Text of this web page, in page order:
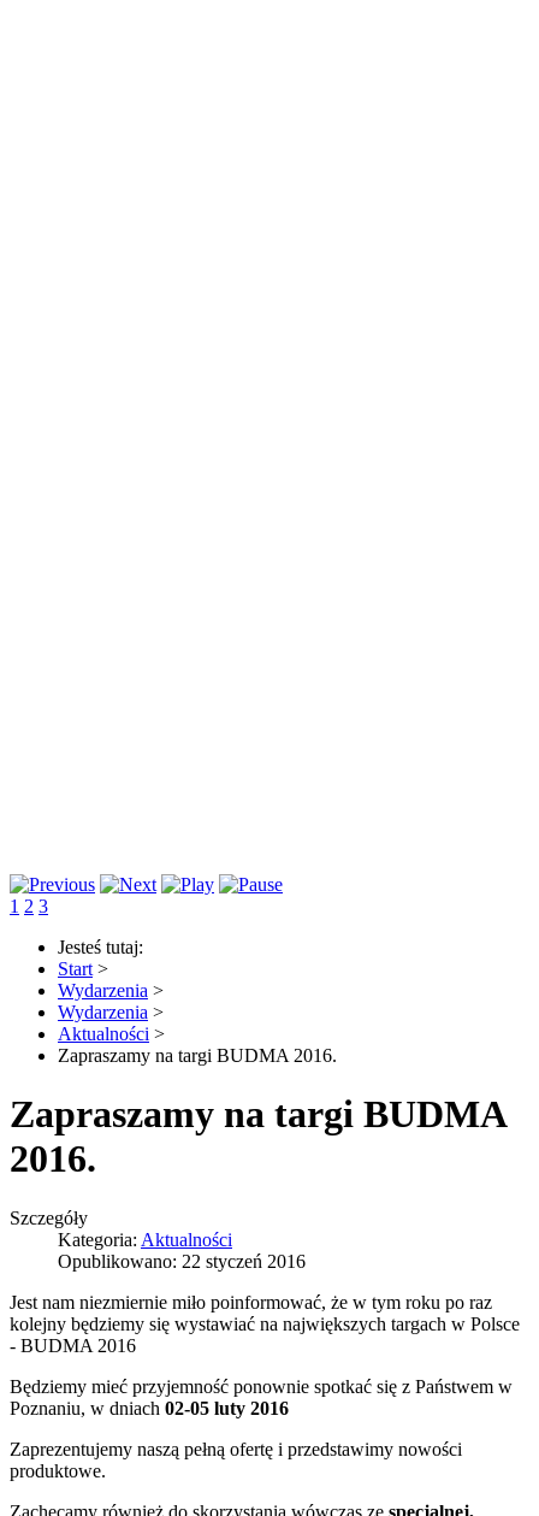
1 2 3
Jesteś tutaj:
Start >
Wydarzenia >
Wydarzenia >
Aktualności >
Zapraszamy na targi BUDMA 2016.
Zapraszamy na targi BUDMA
2016.
Szczegóły
Kategoria: Aktualności
Opublikowano: 22 styczeń 2016
Jest nam niezmiernie miło poinformować, że w tym roku po raz
kolejny będziemy się wystawiać na największych targach w Polsce
- BUDMA 2016
Będziemy mieć przyjemność ponownie spotkać się z Państwem w
Poznaniu, w dniach 02-05 luty 2016
Zaprezentujemy naszą pełną ofertę i przedstawimy nowości
produktowe.
Zachęcamy również do skorzystania wówczas ze specjalnej,